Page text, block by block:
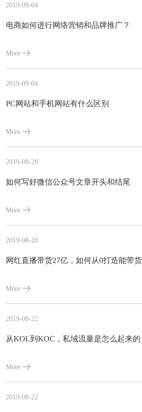
2019-09-04
电商如何进行网络营销和品牌推广？
More
2019-09-04
PC网站和手机网站有什么区别
More
2019-08-28
如何写好微信公众号文章开头和结尾
More
2019-08-28
网红直播带货27亿，如何从0打造能带
More
2019-08-22
从KOL到KOC，私域流量是怎么起来的
More
2019-08-22